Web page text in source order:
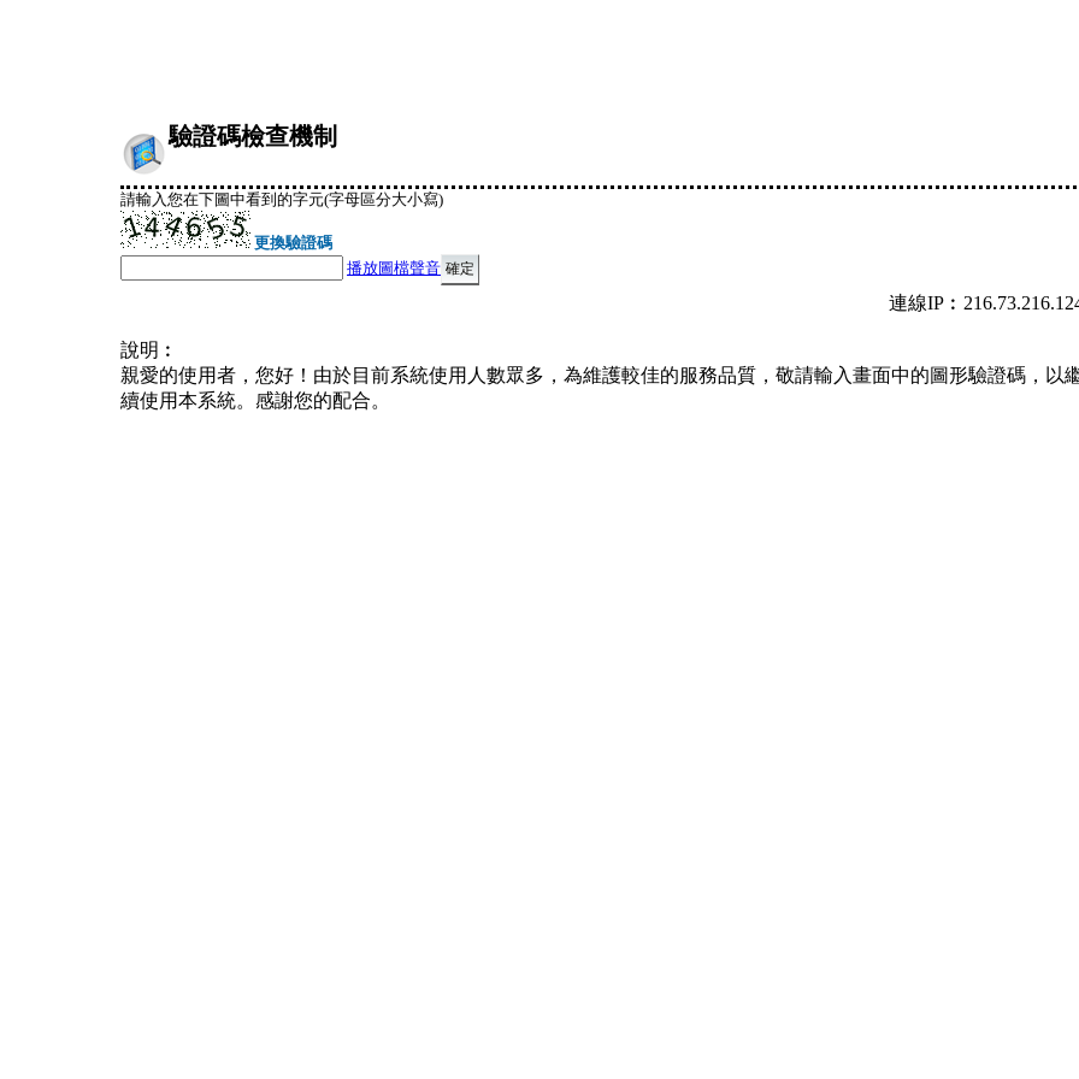
驗證碼檢查機制
請輸入您在下圖中看到的字元(字母區分大小寫)
更換驗證碼
播放圖檔聲音
連線
說明︰
親愛的使用者，您好！由於目前系統使用人數眾多，為維護較佳的服務品質，敬請輸入畫面中的圖形驗證碼，以
續使用本系統。感謝您的配合。